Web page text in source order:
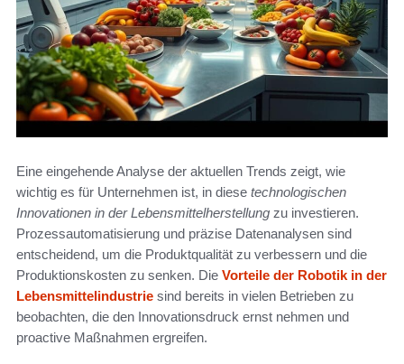
Eine eingehende Analyse der aktuellen Trends zeigt, wie
wichtig es für Unternehmen ist, in diese technologischen
Innovationen in der Lebensmittelherstellung zu investieren.
Prozessautomatisierung und präzise Datenanalysen sind
entscheidend, um die Produktqualität zu verbessern und die
Produktionskosten zu senken. Die Vorteile der Robotik in der
Lebensmittelindustrie sind bereits in vielen Betrieben zu
beobachten, die den Innovationsdruck ernst nehmen und
proactive Maßnahmen ergreifen.